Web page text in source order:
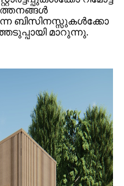
ബിസിനസ്സുകൾക്കോ
മാറുന്നു.